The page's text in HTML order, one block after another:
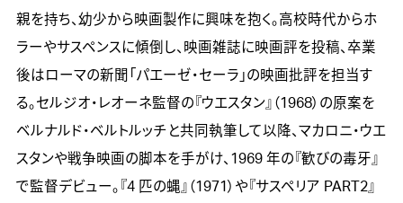
親を持ち、幼少から映画製作に興味を抱く。高校時代からホ
ラーやサスペンスに傾倒し、映画雑誌に映画評を投稿、卒業
後はローマの新聞「パエーゼ・セーラ」の映画批評を担当す
る。セルジオ・レオーネ監督の『ウエスタン』（1968）の原案を
ベルナルド・ベルトルッチと共同執筆して以降、マカロニ・ウエ
スタンや戦争映画の脚本を手がけ、1969 年の『歓びの毒牙』
で監督デビュー。『4 匹の蝿』（1971）や『サスペリア PART2』